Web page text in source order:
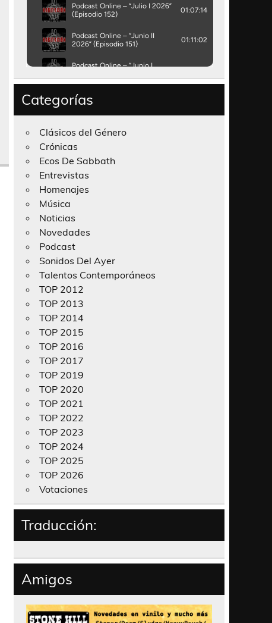
Categorías
Clásicos del Género
Crónicas
Ecos De Sabbath
Entrevistas
Homenajes
Música
Noticias
Novedades
Podcast
Sonidos Del Ayer
Talentos Contemporáneos
TOP 2012
TOP 2013
TOP 2014
TOP 2015
TOP 2016
TOP 2017
TOP 2019
TOP 2020
TOP 2021
TOP 2022
TOP 2023
TOP 2024
TOP 2025
TOP 2026
Votaciones
Traducción:
Amigos